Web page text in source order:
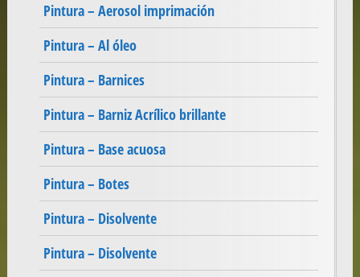
Pintura – Aerosol imprimación
Pintura – Al óleo
Pintura – Barnices
Pintura – Barniz Acrílico brillante
Pintura – Base acuosa
Pintura – Botes
Pintura – Disolvente
Pintura – Disolvente